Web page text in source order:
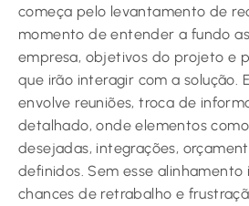
começa pelo levantamento de
momento de entender a fundo
empresa, objetivos do projeto e
que irão interagir com a solução.
envolve reuniões, troca de
detalhado, onde elementos
desejadas, integrações,
definidos. Sem esse alinhamento
chances de retrabalho e